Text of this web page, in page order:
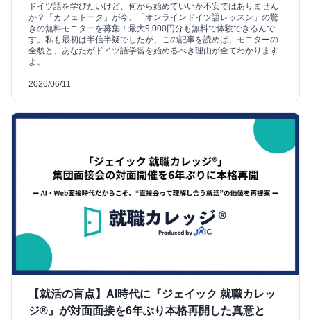
ドイツ語を学びたいけど、何から始めていいか不安ではありません
か？「カフェトーク」が今、「オンラインドイツ語レッスン」の驚
きの無料モニターを募集！最大9,000円分も無料で体験できるんで
す。私も最初は半信半疑でしたが、この記事を読めば、モニターの
全貌と、あなたがドイツ語学習を始めるべき理由が全てわかります
よ。
2026/06/11
【就活の盲点】AI時代に『ジェイック 就職カレッ
ジ®』が対面面接を6年ぶり本格再開した真意と